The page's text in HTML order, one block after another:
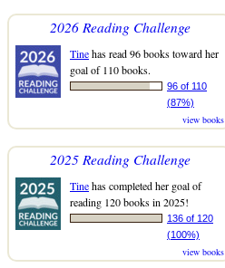
2026 Reading Challenge
Tinehas read 96 books toward her
goal of 110 books.
96 of 110
(87%)
view books
2025 Reading Challenge
Tinehas completed her goal of
reading 120 books in 2025!
136 of 120
(100%)
view books